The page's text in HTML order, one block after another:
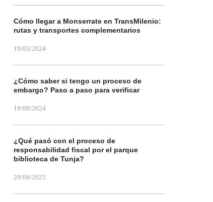
Cómo llegar a Monserrate en TransMilenio:
rutas y transportes complementarios
19/03/2024
¿Cómo saber si tengo un proceso de
embargo? Paso a paso para verificar
19/09/2024
¿Qué pasó con el proceso de
responsabilidad fiscal por el parque
biblioteca de Tunja?
29/08/2023